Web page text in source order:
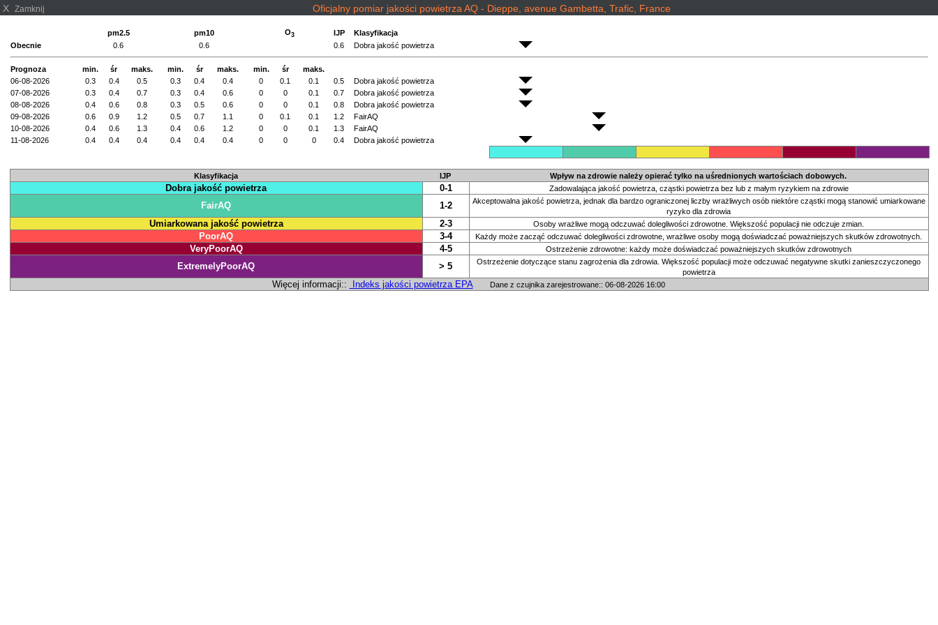
X Zamknij Oficjalny pomiar jakości powietrza AQ - Dieppe, avenue Gambetta, Trafic, France
pm2.5 pm10 O3 IJP
Klasyfikacja
Obecnie
0.6 0.6 0.6 Dobra jakość powietrza
Prognoza min. śr maks. min. śr maks. min. śr
maks.
06-08-2026
0.3 0.4 0.5 0.3 0.4 0.4 0 0.1 0.1 0.5
Dobra jakość powietrza
07-08-2026
0.3 0.4 0.7 0.3 0.4 0.6 0 0 0.1 0.7
Dobra jakość powietrza
08-08-2026
0.4 0.6 0.8 0.3 0.5 0.6 0 0 0.1 0.8
Dobra jakość powietrza
09-08-2026
0.6 0.9 1.2 0.5 0.7 1.1 0 0.1 0.1 1.2
FairAQ
10-08-2026
0.4 0.6 1.3 0.4 0.6 1.2 0 0 0.1 1.3
FairAQ
11-08-2026
0.4 0.4 0.4 0.4 0.4 0.4 0 0 0 0.4 Dobra jakość powietrza
Klasyfikacja IJP Wpływ na zdrowie należy opierać tylko na uśrednionych wartościach dobowych.
Dobra jakość powietrza 0-1 Zadowalająca jakość powietrza, cząstki powietrza bez lub z małym ryzykiem na zdrowie
FairAQ 1-2
Akceptowalna jakość powietrza, jednak dla bardzo ograniczonej liczby wrażliwych osób niektóre cząstki mogą stanowić umiarkowane
ryzyko dla zdrowia
Umiarkowana jakość powietrza 2-3 Osoby wrażliwe mogą odczuwać dolegliwości zdrowotne. Większość populacji nie odczuje zmian.
PoorAQ 3-4 Każdy może zacząć odczuwać dolegliwości zdrowotne, wrażliwe osoby mogą doświadczać poważniejszych skutków zdrowotnych.
VeryPoorAQ 4-5 Ostrzeżenie zdrowotne: każdy może doświadczać poważniejszych skutków zdrowotnych
ExtremelyPoorAQ > 5
Ostrzeżenie dotyczące stanu zagrożenia dla zdrowia. Większość populacji może odczuwać negatywne skutki zanieszczyczonego
powietrza
Więcej informacji:: Indeks jakości powietrza EPA Dane z czujnika zarejestrowane:: 06-08-2026 16:00